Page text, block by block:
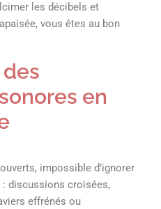
les décibels et
vous êtes au bon
en
impossible d’ignorer
: discussions croisées,
effrénés ou